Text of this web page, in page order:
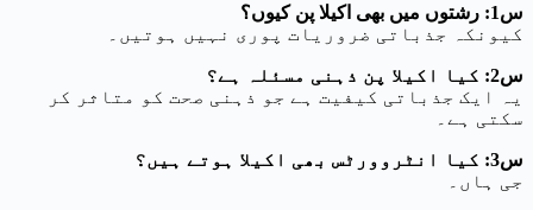
س1: رشتوں میں بھی اکیلا پن کیوں؟
کیونکہ جذباتی ضروریات پوری نہیں ہوتیں۔
س2: کیا اکیلا پن ذہنی مسئلہ ہے؟
یہ ایک جذباتی کیفیت ہے جو ذہنی صحت کو متاثر کر
سکتی ہے۔
س3: کیا انٹروورٹس بھی اکیلا ہوتے ہیں؟
جی ہاں۔